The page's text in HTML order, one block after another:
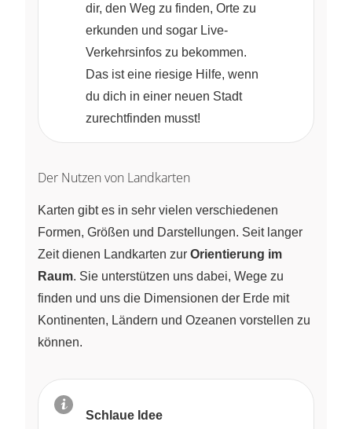
dir, den Weg zu finden, Orte zu
erkunden und sogar Live-
Verkehrsinfos zu bekommen.
Das ist eine riesige Hilfe, wenn
du dich in einer neuen Stadt
zurechtfinden musst!
Der Nutzen von Landkarten
Karten gibt es in sehr vielen verschiedenen
Formen, Größen und Darstellungen. Seit langer
Zeit dienen Landkarten zur Orientierung im
Raum. Sie unterstützen uns dabei, Wege zu
finden und uns die Dimensionen der Erde mit
Kontinenten, Ländern und Ozeanen vorstellen zu
können.
Schlaue Idee